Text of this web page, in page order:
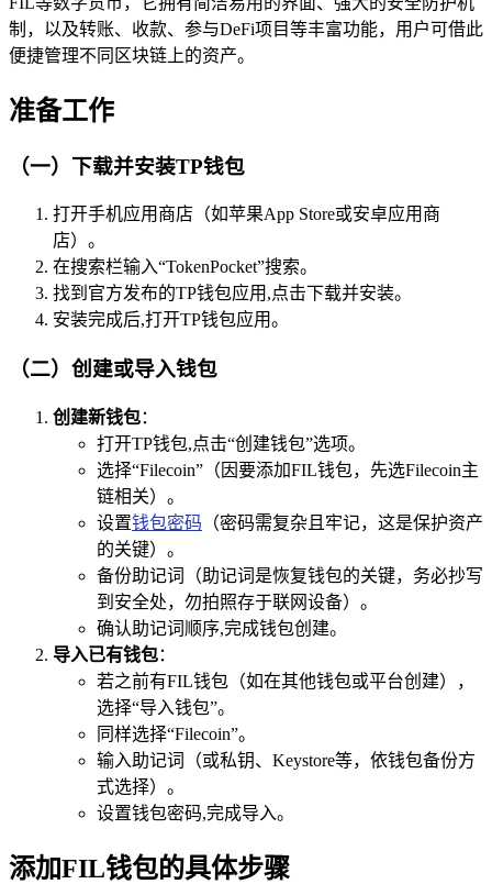
制，以及转账、收款、参与DeFi项目等丰富功能，用户可借此
便捷管理不同区块链上的资产。
准备工作
（一）下载并安装TP钱包
打开手机应用商店（如苹果App Store或安卓应用商
店）。
在搜索栏输入“TokenPocket”搜索。
找到官方发布的TP钱包应用,点击下载并安装。
安装完成后,打开TP钱包应用。
（二）创建或导入钱包
创建新钱包：
打开TP钱包,点击“创建钱包”选项。
选择“Filecoin”（因要添加FIL钱包，先选Filecoin主
链相关）。
设置钱包密码 （密码需复杂且牢记，这是保护资产
的关键）。
备份助记词（助记词是恢复钱包的关键，务必抄写
到安全处，勿拍照存于联网设备）。
确认助记词顺序,完成钱包创建。
导入已有钱包：
若之前有FIL钱包（如在其他钱包或平台创建），
选择“导入钱包”。
同样选择“Filecoin”。
输入助记词（或私钥、Keystore等，依钱包备份方
式选择）。
设置钱包密码,完成导入。
添加FIL钱包的具体步骤